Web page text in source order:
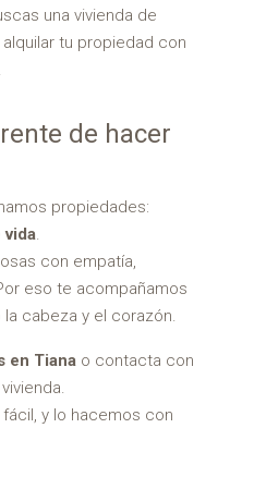
una vivienda de
tu propiedad con
de hacer
propiedades:
vida.
con empatía,
eso te acompañamos
cabeza y el corazón.
en Tiana o contacta con
y lo hacemos con